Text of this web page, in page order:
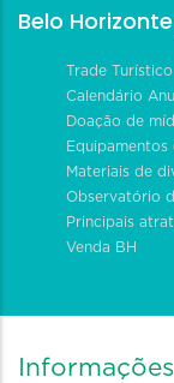
Belo
Trade Turístico
Calendário
Doação de
Equipamentos
Materiais de
Observatório
Principais
Venda BH